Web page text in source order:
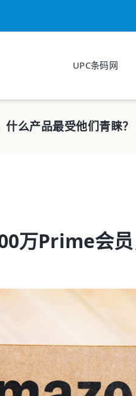
UPC条码网
么产品最受他们青睐？
万Prime会